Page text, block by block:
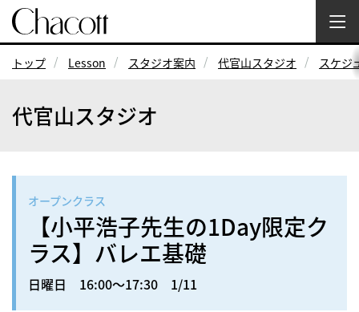
トップ Lesson スタジオ案内 代官山スタジオ スケジ
代官山スタジオ
オープンクラス
【小平浩子先生の1Day限定ク
ラス】バレエ基礎
日曜日 16:00～17:30 1/11